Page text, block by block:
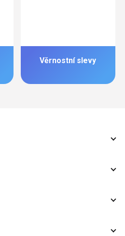
Věrnostní slevy